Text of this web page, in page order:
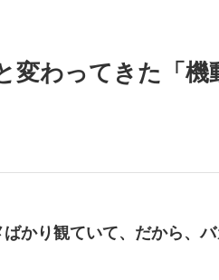
変わってきた「機
かり観ていて、だから、バ